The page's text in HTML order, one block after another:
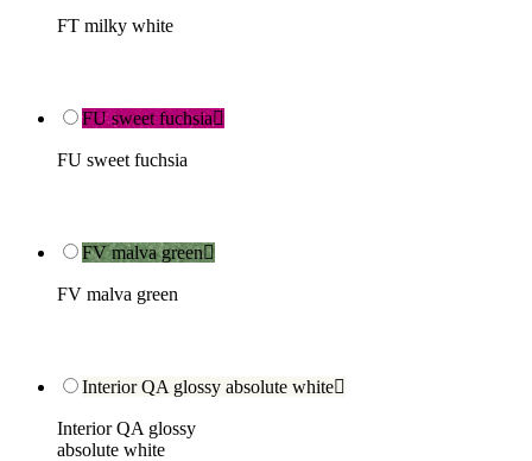
FT milky white
FU sweet fuchsia
FU sweet fuchsia
FV malva green
FV malva green
Interior QA glossy absolute white
Interior QA glossy
absolute white